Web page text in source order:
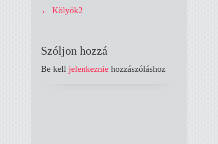
← Kölyök2
Szóljon hozzá
Be kell jelenkeznie hozzászóláshoz